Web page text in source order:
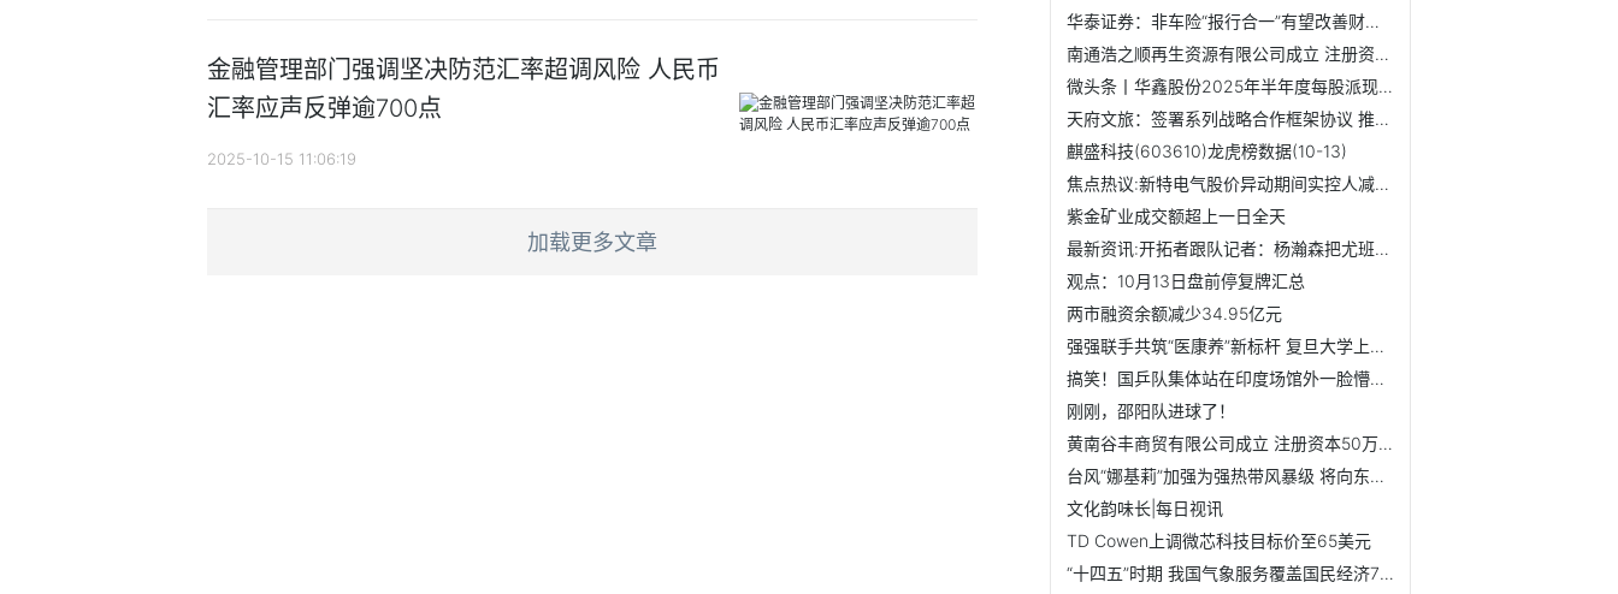
金融管理部门强调坚决防范汇率超调风险 人民币
汇率应声反弹逾700点
2025-10-15 11:06:19
加载更多文章
华泰证券：非车险“报行合一”有望改善财险承保表现_焦点速递
南通浩之顺再生资源有限公司成立 注册资本100万人民币
微头条丨华鑫股份2025年半年度每股派现0.039元 股权登记日为10月20日
天府文旅：签署系列战略合作框架协议 推动影旅融合多元化发展
麒盛科技(603610)龙虎榜数据(10-13)
焦点热议:新特电气股价异动期间实控人减持 扣非净利连亏1年半
紫金矿业成交额超上一日全天
最新资讯:开拓者跟队记者：杨瀚森把尤班克斯打成了背景板，这...
观点：10月13日盘前停复牌汇总
两市融资余额减少34.95亿元
强强联手共筑“医康养”新标杆 复旦大学上海医学院与新发展...
搞笑！国乒队集体站在印度场馆外一脸懵逼，像来到了城乡结合...
刚刚，邵阳队进球了！
黄南谷丰商贸有限公司成立 注册资本50万人民币 焦点快报
台风“娜基莉”加强为强热带风暴级 将向东偏北方向移动
文化韵味长|每日视讯
TD Cowen上调微芯科技目标价至65美元
“十四五”时期 我国气象服务覆盖国民经济70余个行业大类|前...